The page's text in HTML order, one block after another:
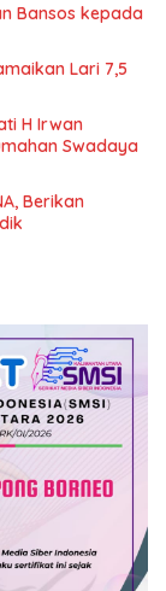
Bansos kepada
Lari 7,5
H Irwan
Swadaya
Berikan